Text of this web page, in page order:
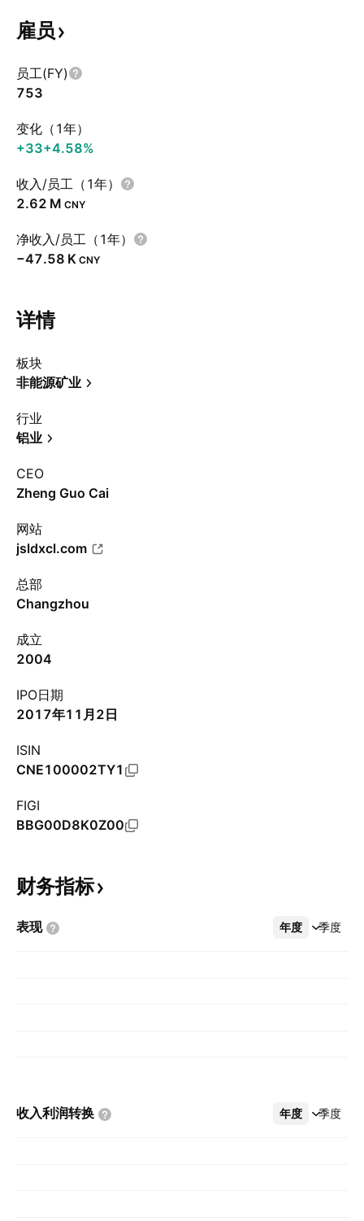
雇员
员工(FY)
753
变化（1年）
+33+4.58%
收入/员工（1年）
‪2.62 M‬ CNY
净收入/员工（1年）
‪−47.58 K‬ CNY
详情
板块
非能源矿业
行业
铝业
CEO
Zheng Guo Cai
网站
jsldxcl.com
总部
Changzhou
成立
2004
IPO日期
2017年11月2日
ISIN
CNE100002TY1
FIGI
BBG00D8K0Z00
财务指标
表现 年度 季度
更多
收入利润转换 年度 季度
更多